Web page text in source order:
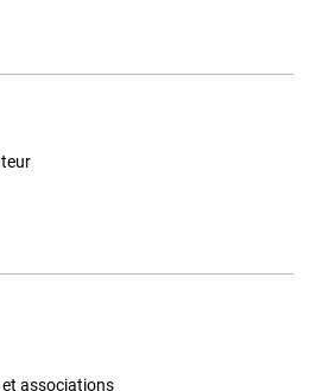
et associations